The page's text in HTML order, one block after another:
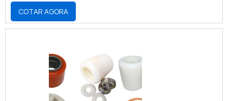
entulho, grãos) com agilidade e segurança,
reduzindo esforço manual e riscos.
Aplicável em indústrias, construção,
alimentício (opção inox). Produto durável,
versátil, fácil de usar, que aumenta a
produtividade e reduz custos operacionais.
Fabricamos soluções personalizadas com
COTAR AGORA